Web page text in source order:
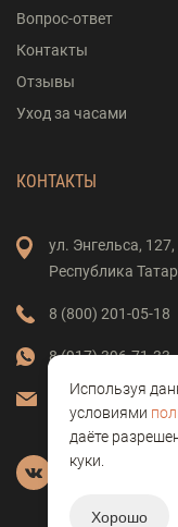
Вопрос-ответ
Контакты
Отзывы
Уход за часами
КОНТАКТЫ
ул. Энгельса, 127,
Республика
8 (800) 201-05-18
8 (917) 396-71-33
vostok-
Используя
условиями
даёте
куки.
Хорошо